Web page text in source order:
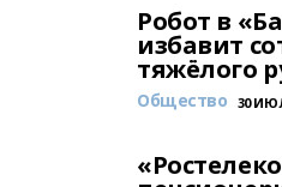
Робот в
избавит
тяжёлого
Общество 30